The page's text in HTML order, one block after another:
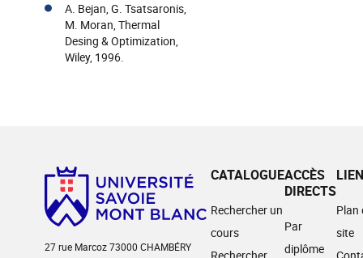
A. Bejan, G. Tsatsaronis,
M. Moran, Thermal
Desing & Optimization,
Wiley, 1996.
27 rue Marcoz 73000 CHAMBÉRY
CATALOGUE
Rechercher un
cours
ACCÈS
DIRECTS
Par
diplôme
Plan
site